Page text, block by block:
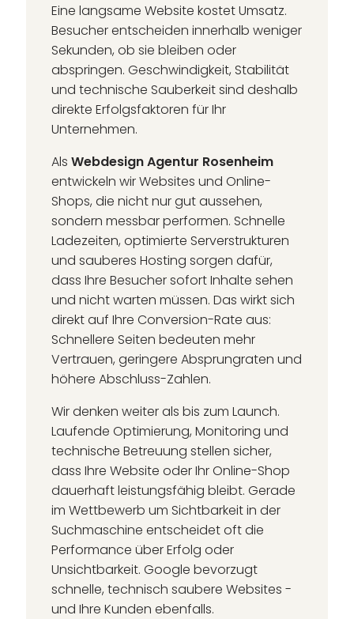
Eine langsame Website kostet Umsatz.
Besucher entscheiden innerhalb weniger
Sekunden, ob sie bleiben oder
abspringen. Geschwindigkeit, Stabilität
und technische Sauberkeit sind deshalb
direkte Erfolgsfaktoren für Ihr
Unternehmen.
AlsWebdesign Agentur Rosenheim
entwickeln wir Websites und Online-
Shops, die nicht nur gut aussehen,
sondern messbar performen. Schnelle
Ladezeiten, optimierte Serverstrukturen
und sauberes Hosting sorgen dafür,
dass Ihre Besucher sofort Inhalte sehen
und nicht warten müssen. Das wirkt sich
direkt auf Ihre Conversion-Rate aus:
Schnellere Seiten bedeuten mehr
Vertrauen, geringere Absprungraten und
höhere Abschluss-Zahlen.
Wir denken weiter als bis zum Launch.
Laufende Optimierung, Monitoring und
technische Betreuung stellen sicher,
dass Ihre Website oder Ihr Online-Shop
dauerhaft leistungsfähig bleibt. Gerade
im Wettbewerb um Sichtbarkeit in der
Suchmaschine entscheidet oft die
Performance über Erfolg oder
Unsichtbarkeit. Google bevorzugt
schnelle, technisch saubere Websites -
und Ihre Kunden ebenfalls.